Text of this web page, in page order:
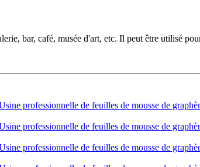
bar, café, musée d'art, etc. Il peut être utilisé